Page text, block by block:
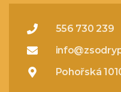
556 730 239
Pohořská